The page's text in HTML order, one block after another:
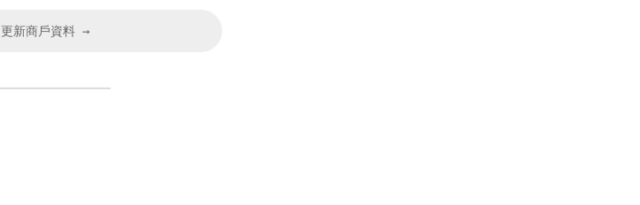
更新商戶資料 →